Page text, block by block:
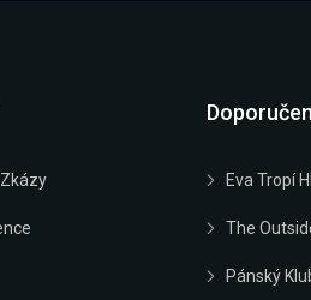
Eva Tropí
The
Pánský